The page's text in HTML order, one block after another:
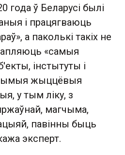
года ў Беларусі былі
і працягваюць
а паколькі такіх не
«самыя
інстытуты і
жыццёвыя
у тым ліку, з
магчыма,
павінны быць
эксперт.